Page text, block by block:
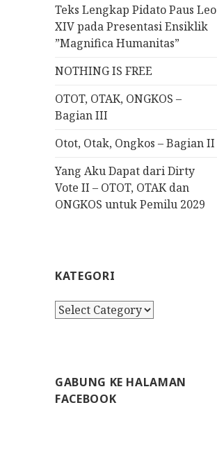
Teks Lengkap Pidato Paus Leo
XIV pada Presentasi Ensiklik
”Magnifica Humanitas”
NOTHING IS FREE
OTOT, OTAK, ONGKOS –
Bagian III
Otot, Otak, Ongkos – Bagian II
Yang Aku Dapat dari Dirty
Vote II – OTOT, OTAK dan
ONGKOS untuk Pemilu 2029
KATEGORI
K
g
o
GABUNG KE HALAMAN
FACEBOOK